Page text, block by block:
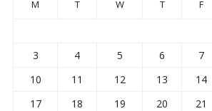
M T W T F
3
4 5 6 7
10
11 12 13 14
17
18 19 20 21